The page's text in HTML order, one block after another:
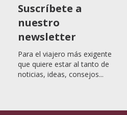
Suscríbete a
nuestro
newsletter
Para el viajero más exigente
que quiere estar al tanto de
noticias, ideas, consejos...